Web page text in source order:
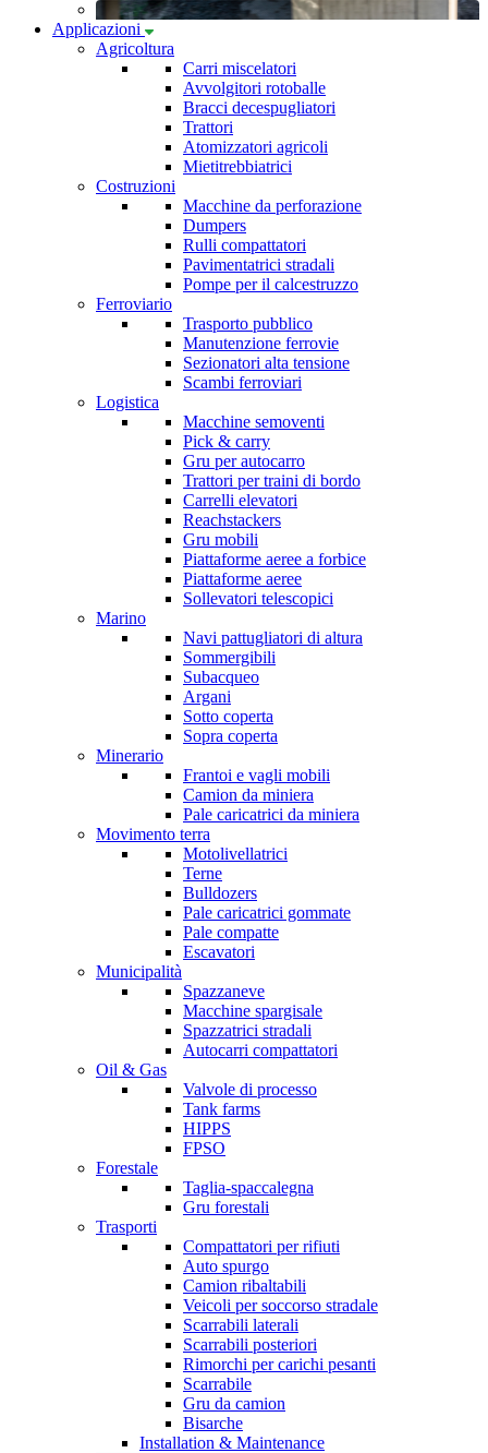
Applicazioni
Agricoltura
Carri miscelatori
Avvolgitori rotoballe
Bracci decespugliatori
Trattori
Atomizzatori agricoli
Mietitrebbiatrici
Costruzioni
Macchine da perforazione
Dumpers
Rulli compattatori
Pavimentatrici stradali
Pompe per il calcestruzzo
Ferroviario
Trasporto pubblico
Manutenzione ferrovie
Sezionatori alta tensione
Scambi ferroviari
Logistica
Macchine semoventi
Pick & carry
Gru per autocarro
Trattori per traini di bordo
Carrelli elevatori
Reachstackers
Gru mobili
Piattaforme aeree a forbice
Piattaforme aeree
Sollevatori telescopici
Marino
Navi pattugliatori di altura
Sommergibili
Subacqueo
Argani
Sotto coperta
Sopra coperta
Minerario
Frantoi e vagli mobili
Camion da miniera
Pale caricatrici da miniera
Movimento terra
Motolivellatrici
Terne
Bulldozers
Pale caricatrici gommate
Pale compatte
Escavatori
Municipalità
Spazzaneve
Macchine spargisale
Spazzatrici stradali
Autocarri compattatori
Oil & Gas
Valvole di processo
Tank farms
HIPPS
FPSO
Forestale
Taglia-spaccalegna
Gru forestali
Trasporti
Compattatori per rifiuti
Auto spurgo
Camion ribaltabili
Veicoli per soccorso stradale
Scarrabili laterali
Scarrabili posteriori
Rimorchi per carichi pesanti
Scarrabile
Gru da camion
Bisarche
Installation & Maintenance